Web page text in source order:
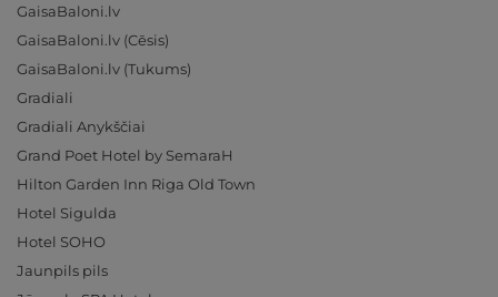
GaisaBaloni.lv
GaisaBaloni.lv (Cēsis)
GaisaBaloni.lv (Tukums)
Gradiali
Gradiali Anykščiai
Grand Poet Hotel by SemaraH
Hilton Garden Inn Riga Old Town
Hotel Sigulda
Hotel SOHO
Jaunpils pils